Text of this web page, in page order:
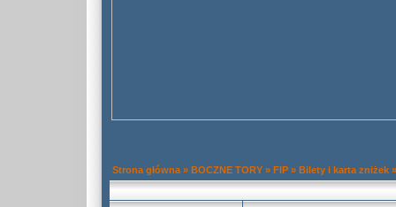
Strona główna » BOCZNE TORY » FIP » Bilety i karta zniżek